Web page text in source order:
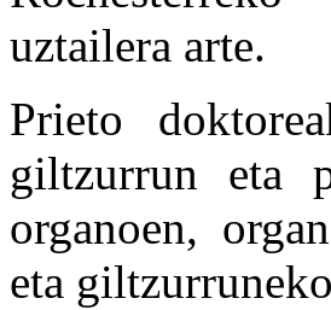
uztailera arte.
Prieto
giltzurrun eta
organoen,
eta